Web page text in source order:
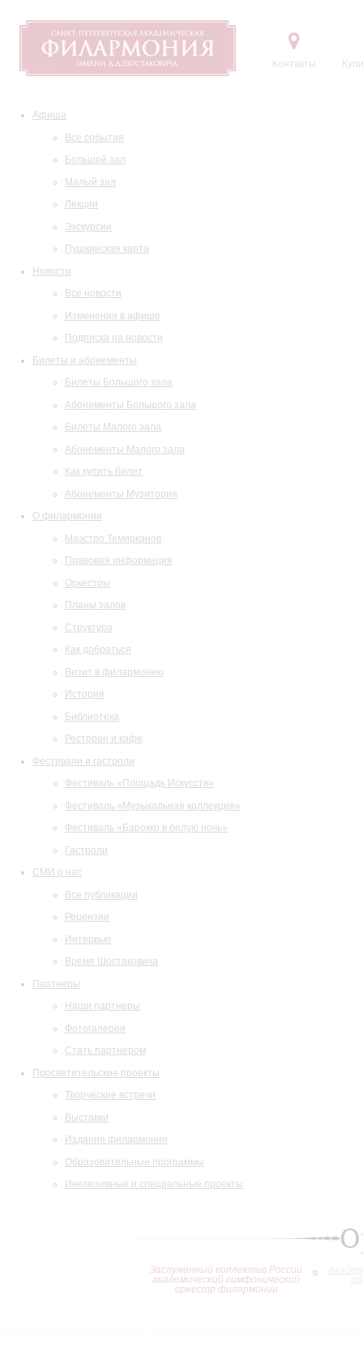
Контакты
Афиша
Все события
Большой зал
Малый зал
Лекции
Экскурсии
Пушкинская карта
Новости
Все новости
Изменения в афише
Подписка на новости
Билеты и абонементы
Билеты Большого зала
Абонементы Большого зала
Билеты Малого зала
Абонементы Малого зала
Как купить билет
Абонементы Музитория
О филармонии
Маэстро Темирканов
Правовая информация
Оркестры
Планы залов
Структура
Как добраться
Визит в филармонию
История
Библиотека
Ресторан и кафе
Фестивали и гастроли
Фестиваль «Площадь Искусств»
Фестиваль «Музыкальная коллекция»
Фестиваль «Барокко в белую ночь»
Гастроли
СМИ о нас
Все публикации
Рецензии
Интервью
Время Шостаковича
Партнеры
Наши партнеры
Фотогалерея
Стать партнером
Просветительские проекты
Творческие встречи
Выставки
Издания филармонии
Образовательные программы
Инклюзивные и специальные проекты
Заслуженный коллектив России
академический симфонический
оркестр филармонии